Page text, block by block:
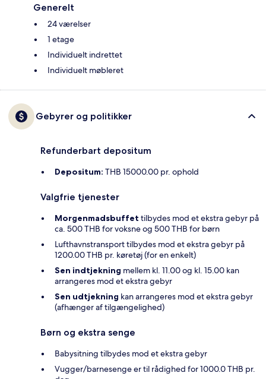
Generelt
24 værelser
1 etage
Individuelt indrettet
Individuelt møbleret
Gebyrer og politikker
Refunderbart depositum
Depositum: THB 15000.00 pr. ophold
Valgfrie tjenester
Morgenmadsbuffet tilbydes mod et ekstra gebyr på
ca. 500 THB for voksne og 500 THB for børn
Lufthavnstransport tilbydes mod et ekstra gebyr på
1200.00 THB pr. køretøj (for en enkelt)
Sen indtjekning mellem kl. 11.00 og kl. 15.00 kan
arrangeres mod et ekstra gebyr
Sen udtjekning kan arrangeres mod et ekstra gebyr
(afhænger af tilgængelighed)
Børn og ekstra senge
Babysitning tilbydes mod et ekstra gebyr
Vugger/barnesenge er til rådighed for 1000.0 THB pr.